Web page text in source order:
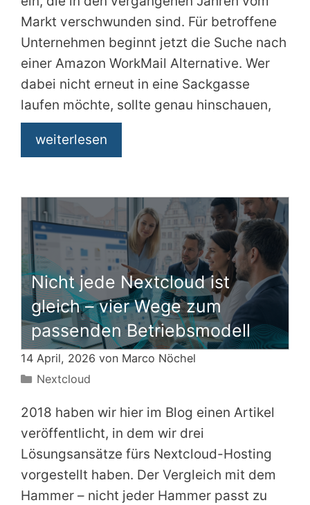
Markt verschwunden sind. Für betroffene
Unternehmen beginnt jetzt die Suche nach
einer Amazon WorkMail Alternative. Wer
dabei nicht erneut in eine Sackgasse
laufen möchte, sollte genau hinschauen,
wem
weiterlesen
Nicht jede Nextcloud ist
gleich – vier Wege zum
passenden Betriebsmodell
14 April, 2026 von Marco Nöchel
Kategorien
Nextcloud
2018 haben wir hier im Blog einen Artikel
veröffentlicht, in dem wir drei
Lösungsansätze fürs Nextcloud-Hosting
vorgestellt haben. Der Vergleich mit dem
Hammer – nicht jeder Hammer passt zu